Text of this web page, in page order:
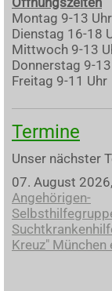
Montag 9-13 Uhr
Dienstag 16-18
Mittwoch 9-13
Donnerstag 9-
Freitag 9-11 Uhr
Termine
Unser nächster
07. August
Angehörigen-
Kreuz" München